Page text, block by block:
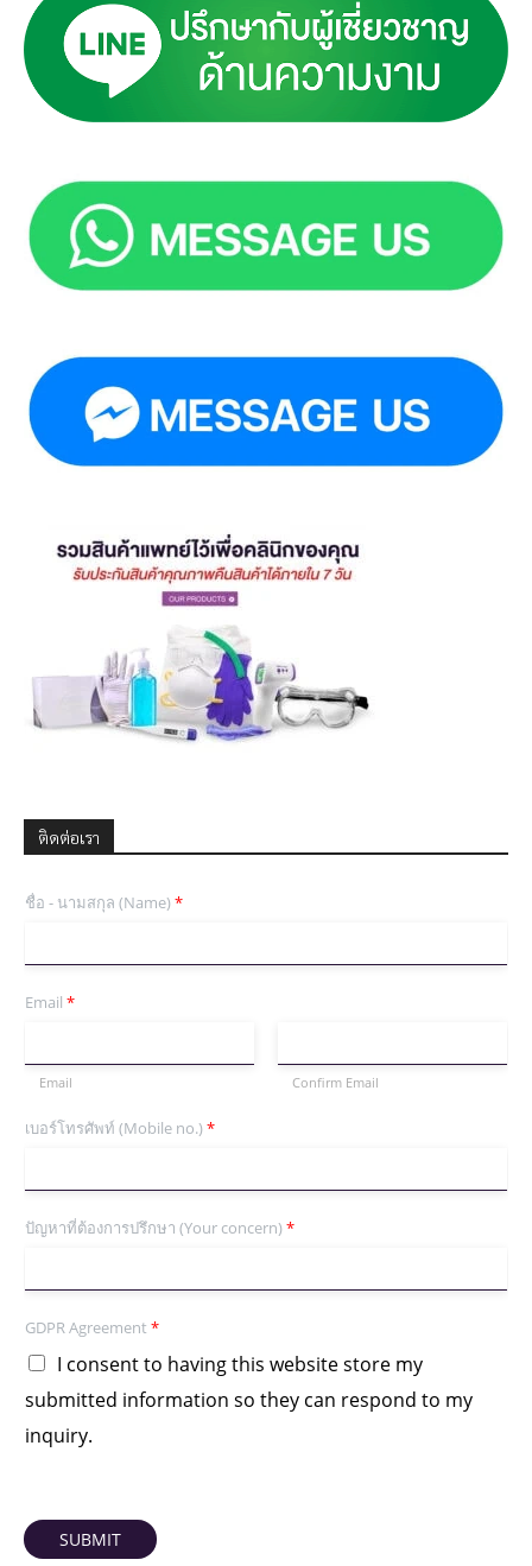
ติดต่อเรา
ชื่อ - นามสกุล (Name)*
Email *
Email Confirm Email
เบอร์โทรศัพท์ (Mobile no.)*
ปัญหาที่ต้องการปรึกษา (Your concern)*
GDPR Agreement *
I consent to having this website store my
submitted information so they can respond to my
inquiry.
SUBMIT